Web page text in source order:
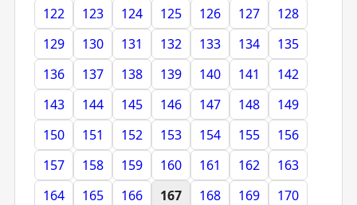
122
123 124 125 126 127
128
129
130 131 132 133 134
135
136
137 138 139 140 141
142
143
144 145 146 147 148
149
150
151 152 153 154 155
156
157
158 159 160 161 162
163
164
165 166 167 168 169
170